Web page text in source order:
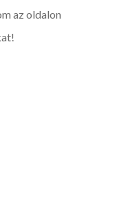
az oldalon